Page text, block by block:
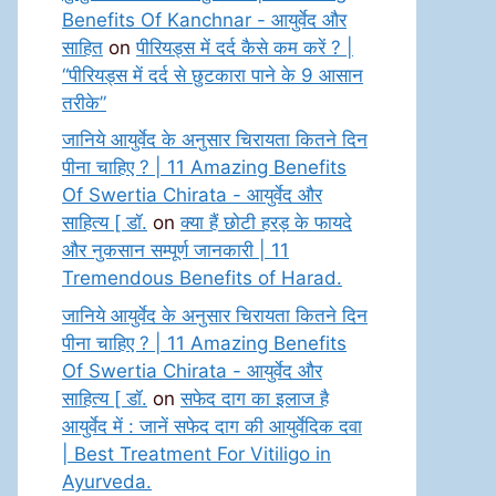
Benefits Of Kanchnar - आयुर्वेद और
साहित onपीरियड्स में दर्द कैसे कम करें ? |
“पीरियड्स में दर्द से छुटकारा पाने के 9 आसान
तरीके”
जानिये आयुर्वेद के अनुसार चिरायता कितने दिन
पीना चाहिए ? | 11 Amazing Benefits
Of Swertia Chirata - आयुर्वेद और
साहित्य [ डॉ. onक्या हैं छोटी हरड़ के फायदे
और नुकसान सम्पूर्ण जानकारी | 11
Tremendous Benefits of Harad.
जानिये आयुर्वेद के अनुसार चिरायता कितने दिन
पीना चाहिए ? | 11 Amazing Benefits
Of Swertia Chirata - आयुर्वेद और
साहित्य [ डॉ. onसफेद दाग का इलाज है
आयुर्वेद में : जानें सफेद दाग की आयुर्वेदिक दवा
| Best Treatment For Vitiligo in
Ayurveda.